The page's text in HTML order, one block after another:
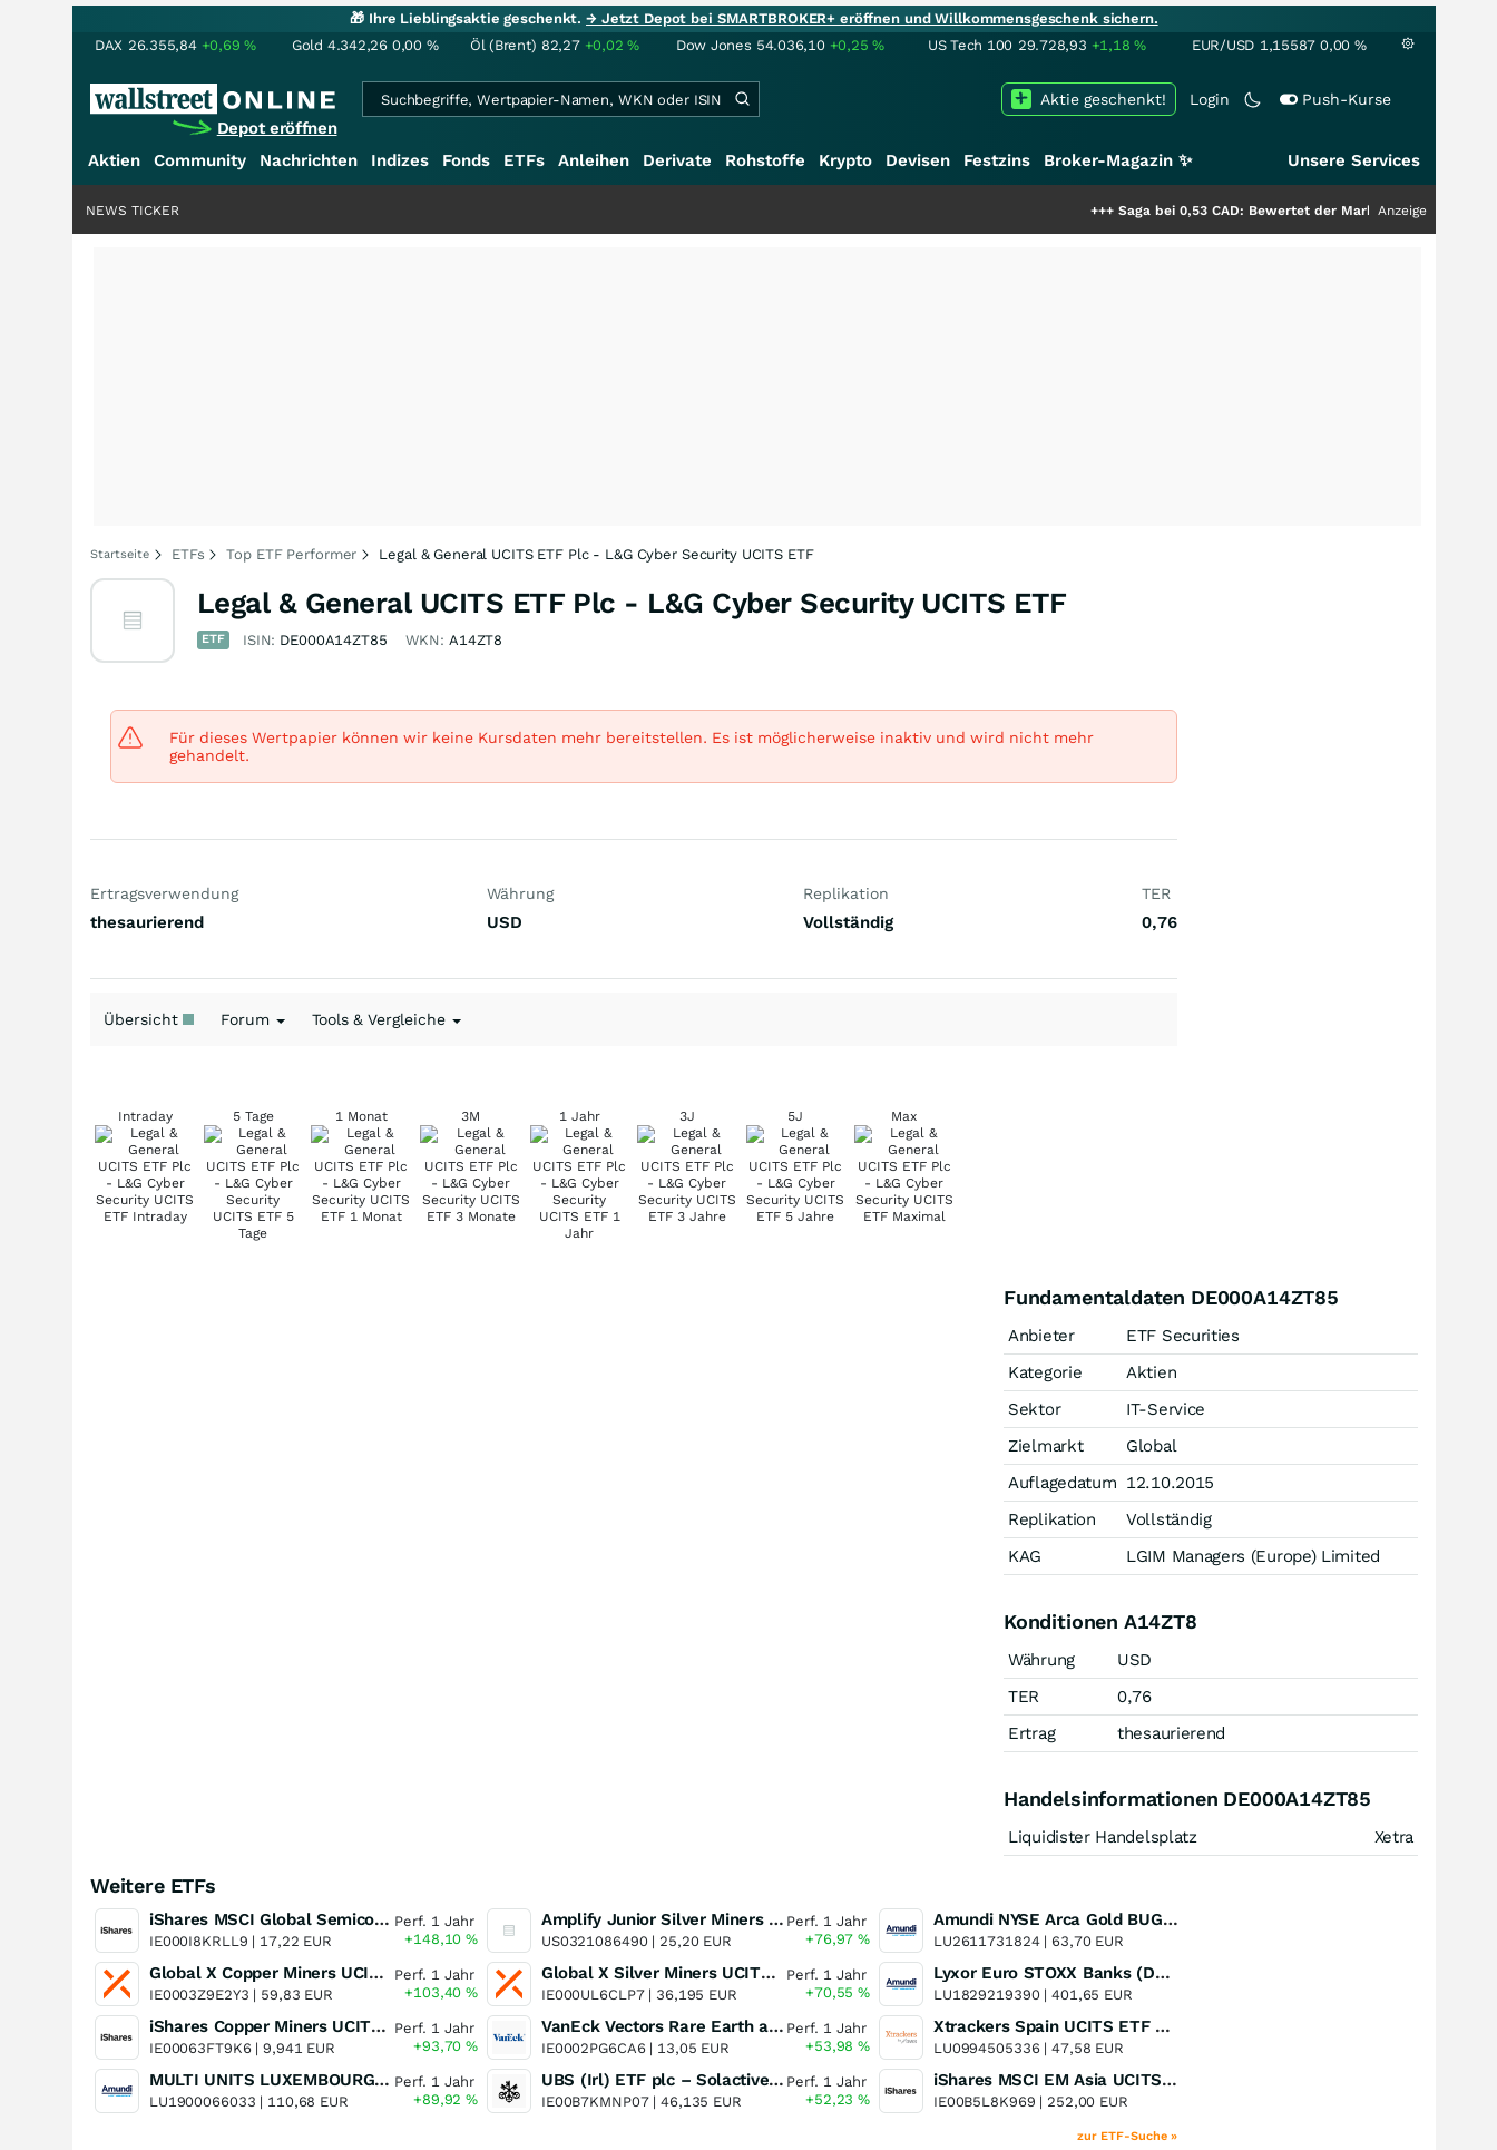
🎁 Ihre Lieblingsaktie geschenkt.→ Jetzt Depot bei SMARTBROKER+ eröffnen und Willkommensgeschenk sichern.
DAX 26.355,84 +0,69% Gold 4.342,26 0,00 % Öl (Brent) 82,27 +0,02% Dow Jones 54.036,10 +0,25% US Tech 100 29.728,93 +1,18% EUR/USD 1,15587 0,00 %
Depot eröffnen
Login Push-Kurse
Aktie geschenkt!
Aktien Community Nachrichten Indizes Fonds ETFs Anleihen Derivate Rohstoffe Krypto Devisen Festzins Broker-Magazin ✨ Unsere Services
Saga bei 0,53 CAD: Bewertet der Markt noch immer nur die Hälfte
Anzeige
NEWS TICKER
Startseite ETFs Top ETF Performer Legal & General UCITS ETF Plc - L&G Cyber Security UCITS ETF
Legal & General UCITS ETF Plc - L&G Cyber Security UCITS ETF
ETF ISIN: DE000A14ZT85 WKN: A14ZT8
Für dieses Wertpapier können wir keine Kursdaten mehr bereitstellen. Es ist möglicherweise inaktiv und wird nicht mehr
gehandelt.
Ertragsverwendung
thesaurierend
Währung
USD
Replikation
Vollständig
TER
0,76
Übersicht Forum Tools & Vergleiche
Intraday 5 Tage 1 Monat 3M 1 Jahr 3J 5J Max
Fundamentaldaten DE000A14ZT85
Anbieter
ETF Securities
Kategorie
Aktien
Sektor
IT-Service
Zielmarkt
Global
Auflagedatum 12.10.2015
Replikation
Vollständig
KAG
LGIM Managers (Europe) Limited
Konditionen A14ZT8
Währung
USD
TER
0,76
Ertrag
thesaurierend
Handelsinformationen DE000A14ZT85
Liquidister Handelsplatz Xetra
Weitere ETFs
iShares MSCI Global Semiconductors UCITS ETF USD (Acc)
IE000I8KRLL9 | 17,22 EUR
Perf. 1 Jahr
+148,10%
Global X Copper Miners UCITS ETF USD Acc
IE0003Z9E2Y3 | 59,83 EUR
Perf. 1 Jahr
+103,40%
iShares Copper Miners UCITS ETF
IE00063FT9K6 |9,941 EUR
Perf. 1 Jahr
+93,70%
MULTI UNITS LUXEMBOURG - Lyxor MSCI Semiconductors ESG Filtered
LU1900066033 | 110,68 EUR
Perf. 1 Jahr
+89,92%
Amplify Junior Silver Miners ETF Junior Silver Miners ETF
US0321086490 | 25,20 EUR
Perf. 1 Jahr
+76,97%
Global X Silver Miners UCITS ETF
IE000UL6CLP7 | 36,195 EUR
Perf. 1 Jahr
+70,55%
VanEck Vectors Rare Earth and Strategic Metals UCITS ETF
IE0002PG6CA6 | 13,05 EUR
Perf. 1 Jahr
+53,98%
UBS (Irl) ETF plc – Solactive Global Pure Gold Miners UCITS ETF - A Dis USD o.N.
IE00B7KMNP07 |46,135 EUR
Perf. 1 Jahr
+52,23%
Amundi NYSE Arca Gold BUGS UCITS ETF Dist
LU2611731824 | 63,70 EUR
Lyxor Euro STOXX Banks (DR) UCITS ETF- Acc
LU1829219390 |401,65 EUR
Xtrackers Spain UCITS ETF Distribution
LU0994505336 |47,58 EUR
iShares MSCI EM Asia UCITS ETF
IE00B5L8K969 | 252,00 EUR
zur ETF-Suche »